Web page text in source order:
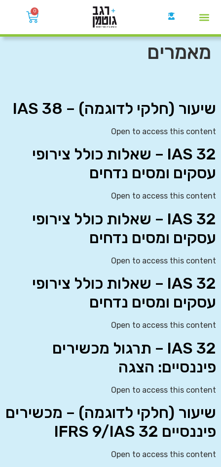
0
מאמרים
שיעור (חלקי לדוגמה) – IAS 38
Open to access this content
IAS 32 – שאלות כולל צירופי
עסקים ומסים נדחים
Open to access this content
IAS 32 – שאלות כולל צירופי
עסקים ומסים נדחים
Open to access this content
IAS 32 – שאלות כולל צירופי
עסקים ומסים נדחים
Open to access this content
IAS 32 – תרגול מכשירים
פיננסיים: הצגה
Open to access this content
שיעור (חלקי לדוגמה) – מכשירים
פיננסיים IFRS 9/IAS 32
Open to access this content